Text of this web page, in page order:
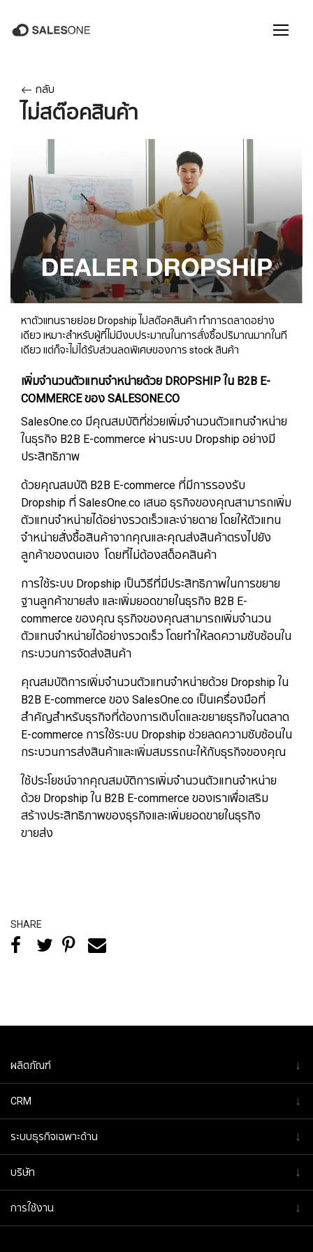
กลับ
ไม่สต๊อคสินค้า
หาตัวแทนรายย่อย Dropship ไม่สต๊อคสินค้า ทำการตลาดอย่าง
เดียว เหมาะสำหรับผู้ที่ไม่มีงบประมาณในการสั่งซื้อปริมาณมากในที
เดียว แต่ก็จะไม่ได้รับส่วนลดพิเศษของการ stock สินค้า
เพิ่มจำนวนตัวแทนจำหน่ายด้วย DROPSHIP ใน B2B E-
COMMERCE ของ SALESONE.CO
SalesOne.co มีคุณสมบัติที่ช่วยเพิ่มจำนวนตัวแทนจำหน่าย
ในธุรกิจ B2B E-commerce ผ่านระบบ Dropship อย่างมี
ประสิทธิภาพ
ด้วยคุณสมบัติ B2B E-commerce ที่มีการรองรับ
Dropship ที่ SalesOne.co เสนอ ธุรกิจของคุณสามารถเพิ่ม
ตัวแทนจำหน่ายได้อย่างรวดเร็วและง่ายดาย โดยให้ตัวแทน
จำหน่ายสั่งซื้อสินค้าจากคุณและคุณส่งสินค้าตรงไปยัง
ลูกค้าของตนเอง โดยที่ไม่ต้องสต็อคสินค้า
การใช้ระบบ Dropship เป็นวิธีที่มีประสิทธิภาพในการขยาย
ฐานลูกค้าขายส่ง และเพิ่มยอดขายในธุรกิจ B2B E-
commerce ของคุณ ธุรกิจของคุณสามารถเพิ่มจำนวน
ตัวแทนจำหน่ายได้อย่างรวดเร็ว โดยทำให้ลดความซับซ้อนใน
กระบวนการจัดส่งสินค้า
คุณสมบัติการเพิ่มจำนวนตัวแทนจำหน่ายด้วย Dropship ใน
B2B E-commerce ของ SalesOne.co เป็นเครื่องมือที่
สำคัญสำหรับธุรกิจที่ต้องการเติบโตและขยายธุรกิจในตลาด
E-commerce การใช้ระบบ Dropship ช่วยลดความซับซ้อนใน
กระบวนการส่งสินค้าและเพิ่มสมรรถนะให้กับธุรกิจของคุณ
ใช้ประโยชน์จากคุณสมบัติการเพิ่มจำนวนตัวแทนจำหน่าย
ด้วย Dropship ใน B2B E-commerce ของเราเพื่อเสริม
สร้างประสิทธิภาพของธุรกิจและเพิ่มยอดขายในธุรกิจ
ขายส่ง
SHARE
ผลิตภัณฑ์ ↓
CRM ↓
ระบบธุรกิจเฉพาะด้าน ↓
บริษัท ↓
การใช้งาน ↓